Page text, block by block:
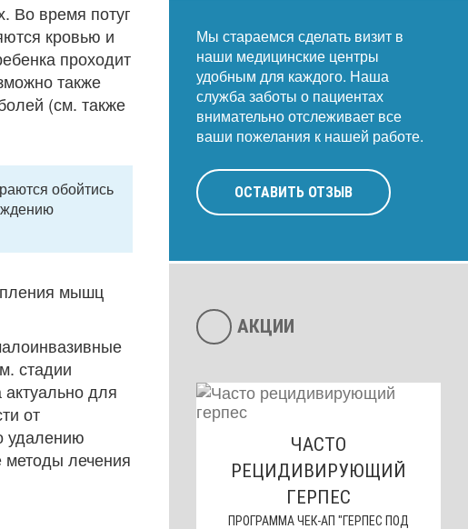
Во время потуг
кровью и
проходит
также
(см. также
обойтись
мышц
стадии
для
от
удалению
методы лечения
Мы стараемся сделать визит в
наши медицинские центры
удобным для каждого. Наша
служба заботы о пациентах
внимательно отслеживает все
ваши пожелания к нашей работе.
ОСТАВИТЬ ОТЗЫВ
АКЦИИ
ЧАСТО
РЕЦИДИВИРУЮЩИЙ
ГЕРПЕС
ПРОГРАММА ЧЕК-АП "ГЕРПЕС ПОД